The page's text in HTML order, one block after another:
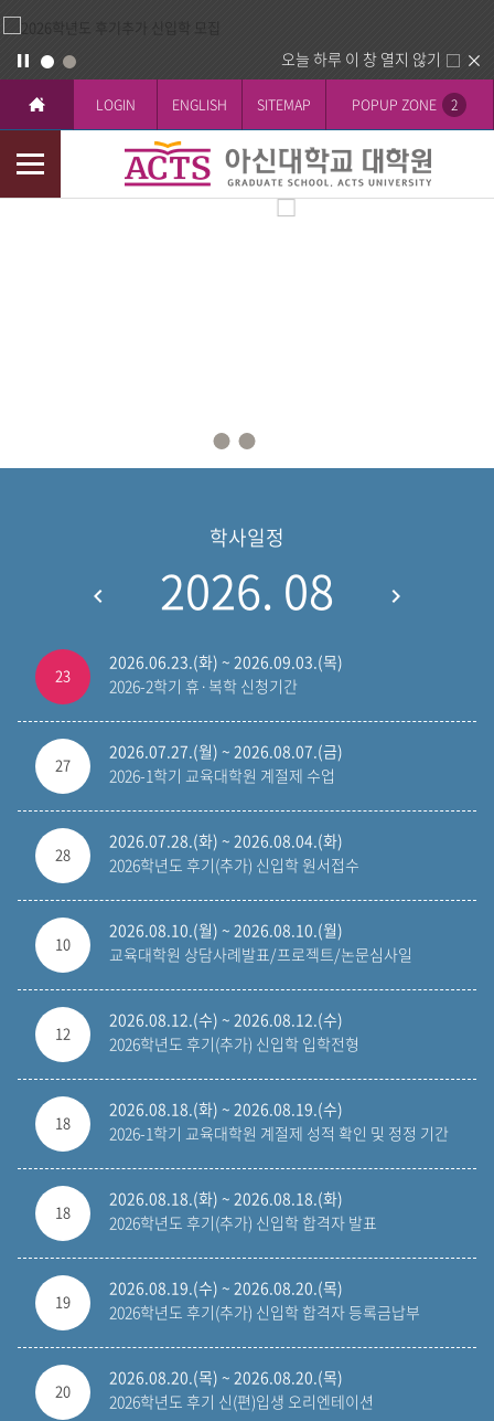
오늘 하루 이 창 열지 않기
LOGIN ENGLISH SITEMAP POPUP ZONE 2
모
바
학사일정
2026. 08
23
2026.06.23.(화) ~ 2026.09.03.(목)
2026-2학기 휴·복학 신청기간
27
2026.07.27.(월) ~ 2026.08.07.(금)
2026-1학기 교육대학원 계절제 수업
28
2026.07.28.(화) ~ 2026.08.04.(화)
2026학년도 후기(추가) 신입학 원서접수
10
2026.08.10.(월) ~ 2026.08.10.(월)
교육대학원 상담사례발표/프로젝트/논문심사일
12
2026.08.12.(수) ~ 2026.08.12.(수)
2026학년도 후기(추가) 신입학 입학전형
18
2026.08.18.(화) ~ 2026.08.19.(수)
2026-1학기 교육대학원 계절제 성적 확인 및 정정 기간
18
2026.08.18.(화) ~ 2026.08.18.(화)
2026학년도 후기(추가) 신입학 합격자 발표
19
2026.08.19.(수) ~ 2026.08.20.(목)
2026학년도 후기(추가) 신입학 합격자 등록금납부
20
2026.08.20.(목) ~ 2026.08.20.(목)
2026학년도 후기 신(편)입생 오리엔테이션